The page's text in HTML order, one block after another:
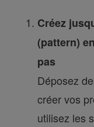
Créez
(pattern)
pas
Déposez
créer vos
utilisez les